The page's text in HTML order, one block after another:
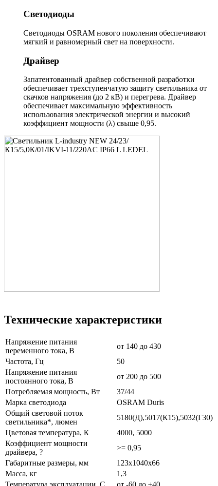
Светодиоды
Светодиоды OSRAM нового поколения обеспечивают
мягкий и равномерный свет на поверхности.
Драйвер
Запатентованный драйвер собственной разработки
обеспечивает трехступенчатую защиту светильника от
скачков напряжения (до 2 кВ) и перегрева. Драйвер
обеспечивает максимальную эффективность
использования электрической энергии и высокий
коэффициент мощности (λ) свыше 0,95.
Технические характеристики
Напряжение питания
переменного тока, В
от 140 до 430
Частота, Гц
50
Напряжение питания
постоянного тока, В
от 200 до 500
Потребляемая мощность, Вт
37/44
Марка светодиода
OSRAM Duris
Общий световой поток
светильника*, люмен
5180(Д),5017(К15),5032(Г30)
Цветовая температура, К
4000, 5000
Коэффициент мощности
драйвера, ?
>= 0,95
Габаритные размеры, мм
123х1040х66
Масса, кг
1,3